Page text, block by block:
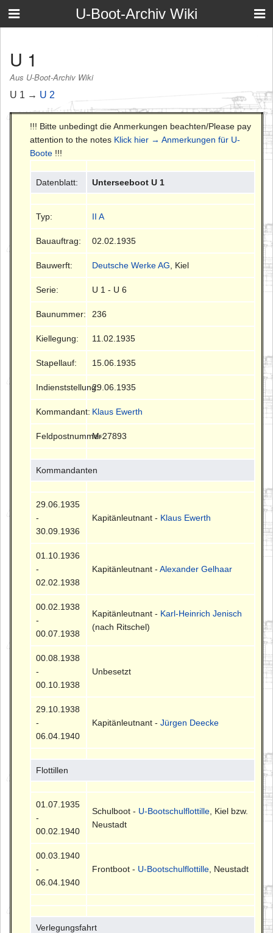
U-Boot-Archiv Wiki
U 1
Aus U-Boot-Archiv Wiki
U 1 → U 2
!!! Bitte unbedingt die Anmerkungen beachten/Please pay
attention to the notes Klick hier → Anmerkungen für U-
Boote !!!
Datenblatt: Unterseeboot U 1
Typ: II A
Bauauftrag: 02.02.1935
Bauwerft: Deutsche Werke AG , Kiel
Serie: U 1 - U 6
Baunummer: 236
Kiellegung: 11.02.1935
Stapellauf: 15.06.1935
Indienststellung:29.06.1935
Kommandant: Klaus Ewerth
Feldpostnummer:M-27893
Kommandanten
29.06.1935
-
30.09.1936
Kapitänleutnant - Klaus Ewerth
01.10.1936
-
02.02.1938
Kapitänleutnant -Alexander Gelhaar
00.02.1938
-
00.07.1938
Kapitänleutnant - Karl-Heinrich Jenisch
(nach Ritschel)
00.08.1938
-
00.10.1938
Unbesetzt
29.10.1938
-
06.04.1940
Kapitänleutnant -Jürgen Deecke
Flottillen
01.07.1935
-
00.02.1940
Schulboot - U-Bootschulflottille , Kiel bzw.
Neustadt
00.03.1940
-
06.04.1940
Frontboot - U-Bootschulflottille , Neustadt
Verlegungsfahrt